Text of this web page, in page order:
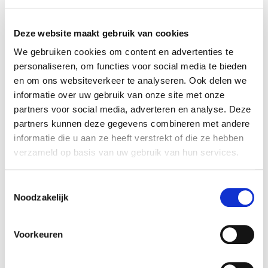
Deze website maakt gebruik van cookies
We gebruiken cookies om content en advertenties te
personaliseren, om functies voor social media te bieden
en om ons websiteverkeer te analyseren. Ook delen we
informatie over uw gebruik van onze site met onze
partners voor social media, adverteren en analyse. Deze
partners kunnen deze gegevens combineren met andere
informatie die u aan ze heeft verstrekt of die ze hebben
verzameld op basis van uw gebruik van hun services.
Noodzakelijk
Voorkeuren
inkomensverlies, voortkomende uit of op enigerlei
van deze website, of door eender welke informatie,
gebrek aan informatie, documenten, software,
diensten of ander materiaal verkregen via een
'Vermant'-website. De Gebruiker aanvaardt ook
eender welk en elk risico voortvloeiend uit het
gebruik van deze website, ongeacht of dit gebaseerd
is op een overeenkomst, onrechtmatige daad,
burgerlijke aansprakelijkheid of overige, zelfs in het
geval dat 'Vermant' en/of een van haar werknemers,
filialen, of agenten op de hoogte zijn gebracht van de
aansprakelijk voor enig verlies of enige verwonding
handelingen, nalatigheden of omstandigheden
buiten haar controle, waaronder het bezorgen,